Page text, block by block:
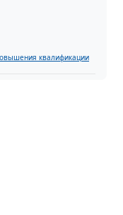
квалификации